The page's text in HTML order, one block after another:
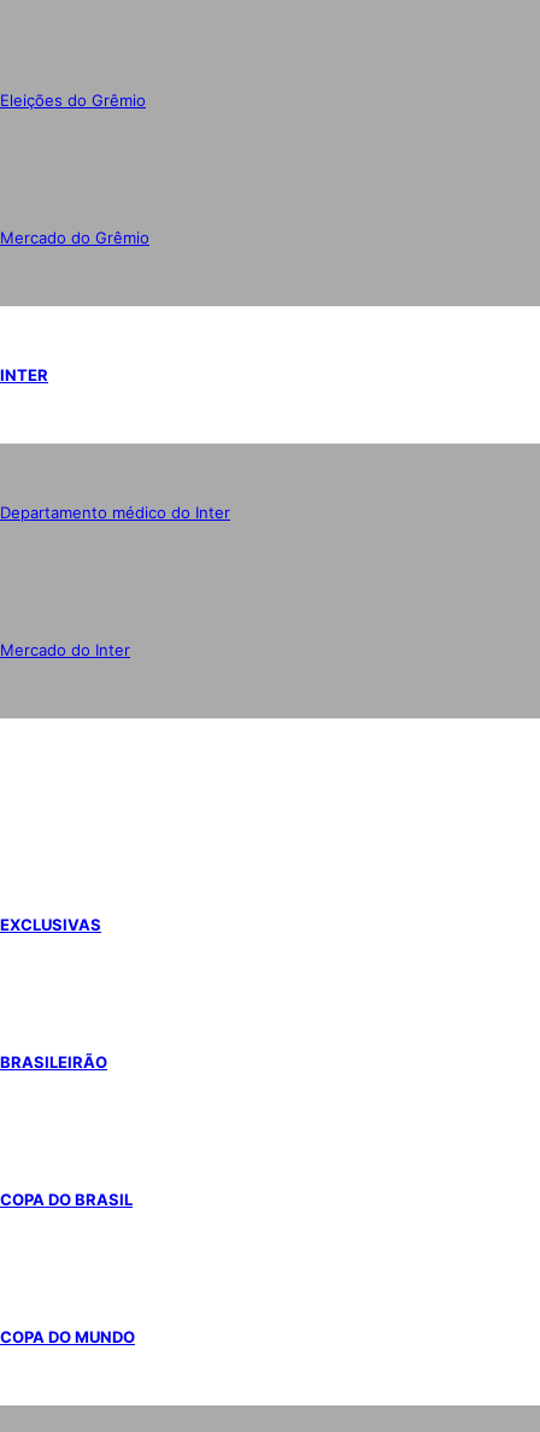
Eleições do Grêmio
Mercado do Grêmio
INTER
Departamento médico do Inter
Mercado do Inter
EXCLUSIVAS
BRASILEIRÃO
COPA DO BRASIL
COPA DO MUNDO